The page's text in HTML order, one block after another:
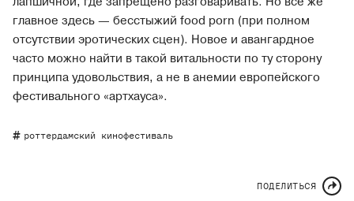
главное здесь — бесстыжий food porn (при полном
отсутствии эротических сцен). Новое и авангардное
часто можно найти в такой витальности по ту сторону
принципа удовольствия, а не в анемии европейского
фестивального «артхауса».
роттердамский кинофестиваль
ПОДЕЛИТЬСЯ